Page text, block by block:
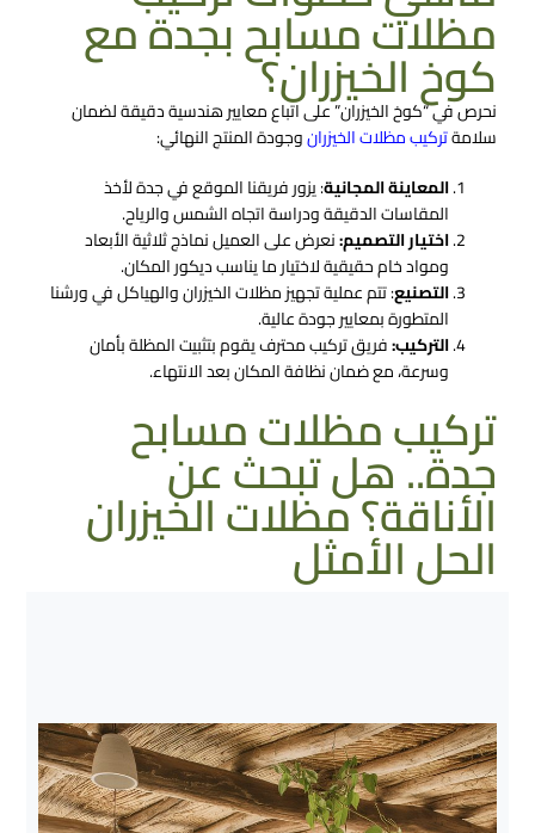
مظلات مسابح بجدة مع
كوخ الخيزران؟
نحرص في “كوخ الخيزران” على اتباع معايير هندسية دقيقة لضمان
سلامةتركيب مظلات الخيزرانوجودة المنتج النهائي:
المعاينة المجانية: يزور فريقنا الموقع في جدة لأخذ
المقاسات الدقيقة ودراسة اتجاه الشمس والرياح.
اختيار التصميم:نعرض على العميل نماذج ثلاثية الأبعاد
ومواد خام حقيقية لاختيار ما يناسب ديكور المكان.
التصنيع: تتم عملية تجهيز مظلات الخيزران والهياكل في ورشنا
المتطورة بمعايير جودة عالية.
التركيب:فريق تركيب محترف يقوم بتثبيت المظلة بأمان
وسرعة، مع ضمان نظافة المكان بعد الانتهاء.
تركيب مظلات مسابح
جدة.. هل تبحث عن
الأناقة؟ مظلات الخيزران
الحل الأمثل